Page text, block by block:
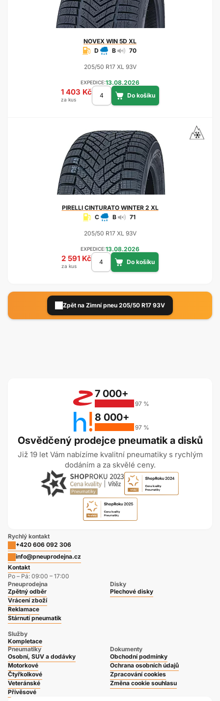
NOVEX WIN 5D XL
D
B 70
205/50 R17 XL 93V
EXPEDICE:13.08.2026
1 403 Kč
za kus
PIRELLICINTURATO WINTER 2 XL
C
B 71
205/50 R17 XL 93V
EXPEDICE:13.08.2026
2 591 Kč
za kus
Zpět na Zimní pneu 205/50 R17 93V
Osvědčený prodejce pneumatik a disků
Již 19 let Vám nabízíme kvalitní pneumatiky s rychlým
dodáním a za skvělé ceny.
7 000+
97 %
8 000+
97 %
Rychlý kontakt
+420 606 092 306
info@pneuprodejna.cz
Kontakt
Po – Pá: 09:00 – 17:00
Pneuprodejna
Zpětný odběr
Vrácení zboží
Reklamace
Stárnutí pneumatik
Služby
Kompletace
Disky
Plechové disky
Pneumatiky
Osobní, SUV a dodávky
Motorkové
Čtyřkolkové
Veteránské
Přívěsové
Dokumenty
Obchodní podmínky
Ochrana osobních údajů
Zpracování cookies
Změna cookie souhlasu